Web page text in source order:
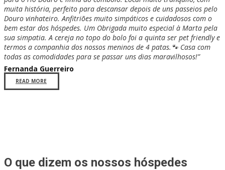
muita história, perfeito para descansar depois de uns passeios pelo
Douro vinhateiro. Anfitriões muito simpáticos e cuidadosos com o
bem estar dos hóspedes. Um Obrigada muito especial à Marta pela
sua simpatia. A cereja no topo do bolo foi a quinta ser pet friendly e
termos a companhia dos nossos meninos de 4 patas.🐾 Casa com
todas as comodidades para se passar uns dias maravilhosos!”
​​Fernanda Guerreiro
READ MORE
O que dizem os nossos hóspedes